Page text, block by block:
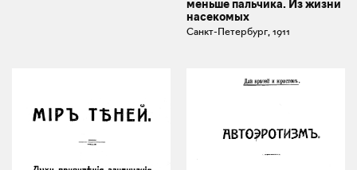
меньше пальчика. Из жизни
насекомых
Санкт-Петербург, 1911